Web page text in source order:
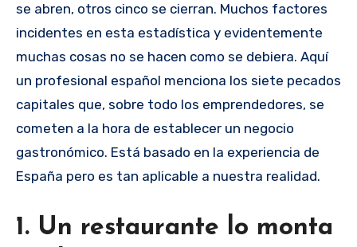
se abren, otros cinco se cierran. Muchos factores
incidentes en esta estadística y evidentemente
muchas cosas no se hacen como se debiera. Aquí
un profesional español menciona los siete pecados
capitales que, sobre todo los emprendedores, se
cometen a la hora de establecer un negocio
gastronómico. Está basado en la experiencia de
España pero es tan aplicable a nuestra realidad.
1. Un restaurante lo monta